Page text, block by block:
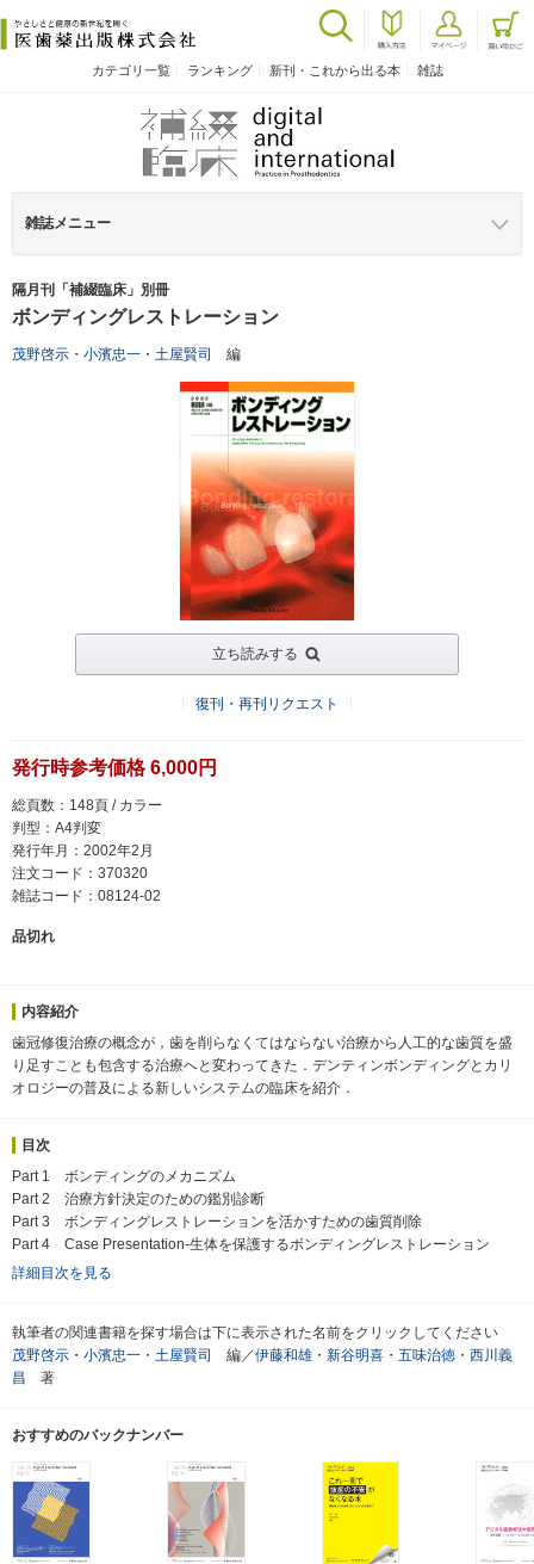
カテゴリ一覧 ランキング 新刊・これから出る本 雑誌
雑誌メニュー
隔月刊「補綴臨床」別冊
ボンディングレストレーション
茂野啓示 ・ 小濱忠一 ・ 土屋賢司 編
立ち読みする
復刊・再刊リクエスト
発行時参考価格 6,000円
総頁数：148頁 / カラー
判型：A4判変
発行年月：2002年2月
注文コード：370320
雑誌コード：08124-02
品切れ
内容紹介
歯冠修復治療の概念が，歯を削らなくてはならない治療から人工的な歯質を盛
り足すことも包含する治療へと変わってきた．デンティンボンディングとカリ
オロジーの普及による新しいシステムの臨床を紹介．
目次
Part 1 ボンディングのメカニズム
Part 2 治療方針決定のための鑑別診断
Part 3 ボンディングレストレーションを活かすための歯質削除
Part 4 Case Presentation-生体を保護するボンディングレストレーション
詳細目次を見る
執筆者の関連書籍を探す場合は下に表示された名前をクリックしてください
茂野啓示 ・ 小濱忠一 ・ 土屋賢司 編／伊藤和雄 ・ 新谷明喜 ・ 五味治徳 ・ 西川義
昌 著
おすすめのバックナンバー